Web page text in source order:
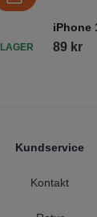
I LAGER
iPhone
89 kr
Kundservice
Kontakt